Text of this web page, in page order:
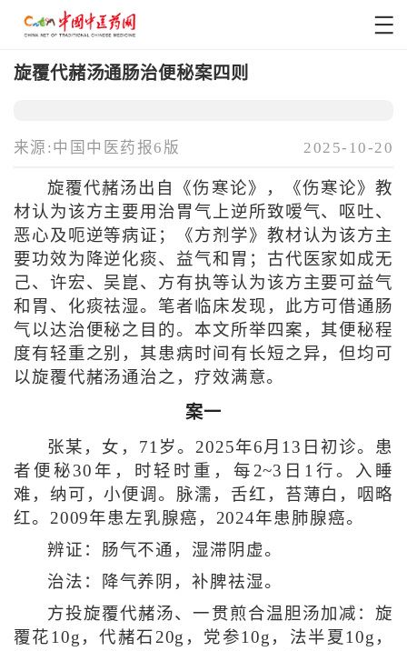
旋覆代赭汤通肠治便秘案四则
来源:中国中医药报6版 2025-10-20
旋覆代赭汤出自《伤寒论》，《伤寒论》教
材认为该方主要用治胃气上逆所致嗳气、呕吐、
恶心及呃逆等病证；《方剂学》教材认为该方主
要功效为降逆化痰、益气和胃；古代医家如成无
己、许宏、吴崑、方有执等认为该方主要可益气
和胃、化痰祛湿。笔者临床发现，此方可借通肠
气以达治便秘之目的。本文所举四案，其便秘程
度有轻重之别，其患病时间有长短之异，但均可
以旋覆代赭汤通治之，疗效满意。
案一
张某，女，71岁。2025年6月13日初诊。患
者便秘30年，时轻时重，每2~3日1行。入睡
难，纳可，小便调。脉濡，舌红，苔薄白，咽略
红。2009年患左乳腺癌，2024年患肺腺癌。
辨证：肠气不通，湿滞阴虚。
治法：降气养阴，补脾祛湿。
方投旋覆代赭汤、一贯煎合温胆汤加减：旋
覆花10g，代赭石20g，党参10g，法半夏10g，